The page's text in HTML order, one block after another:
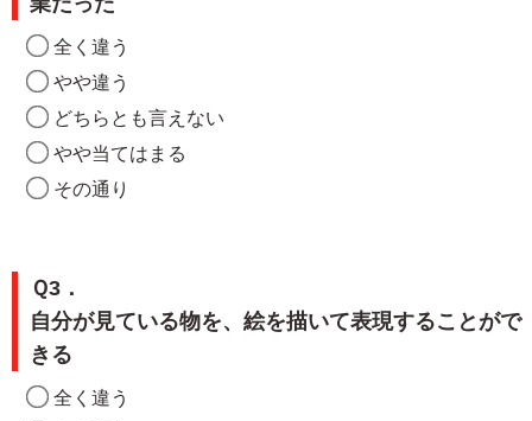
全く違う
やや違う
どちらとも言えない
やや当てはまる
その通り
Ｑ3．
自分が見ている物を、絵を描いて表現することがで
きる
全く違う